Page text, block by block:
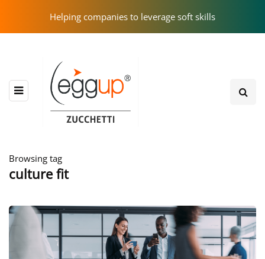
Helping companies to leverage soft skills
Browsing tag
culture fit